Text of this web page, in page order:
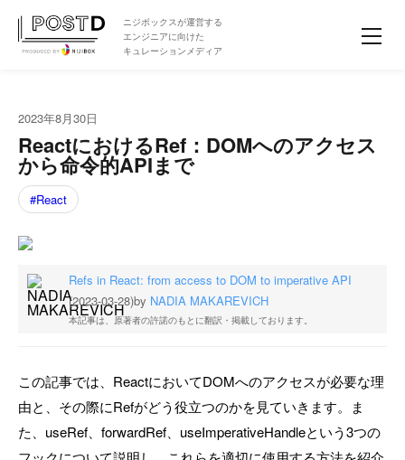
ニジボックスが運営する
エンジニアに向けた
キュレーションメディア
2023年8月30日
ReactにおけるRef：DOMへのアクセス
から命令的APIまで
React
Refs in React: from access to DOM to imperative API
(2023-03-28)by NADIA MAKAREVICH
本記事は、原著者の許諾のもとに翻訳・掲載しております。
この記事では、ReactにおいてDOMへのアクセスが必要な理
由と、その際にRefがどう役立つのかを見ていきます。ま
た、useRef、forwardRef、useImperativeHandleという3つの